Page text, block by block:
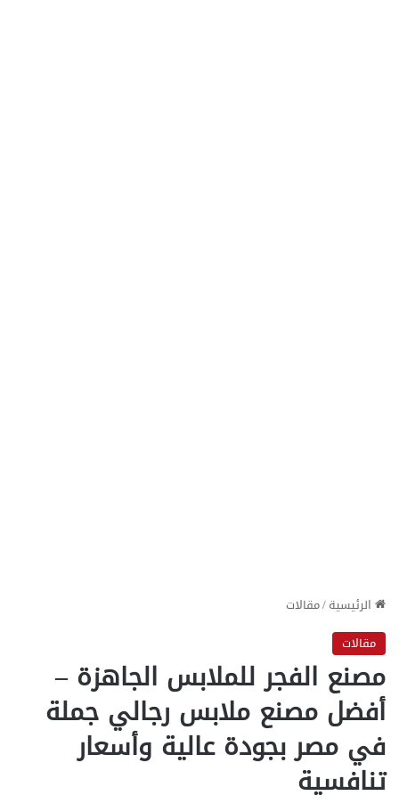
الرئيسية/مقالات
مقالات
مصنع الفجر للملابس الجاهزة –
أفضل مصنع ملابس رجالي جملة
في مصر بجودة عالية وأسعار
تنافسية